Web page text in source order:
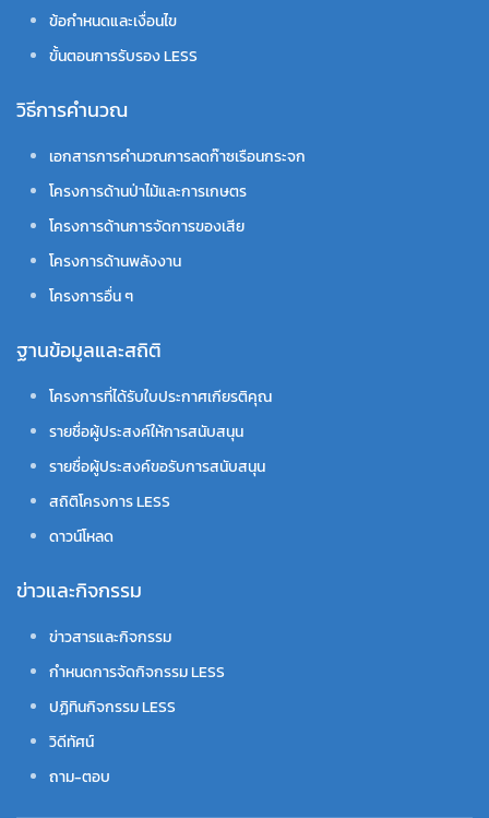
ข้อกำหนดและเงื่อนไข
ขั้นตอนการรับรอง LESS
วิธีการคำนวณ
เอกสารการคำนวณการลดก๊าซเรือนกระจก
โครงการด้านป่าไม้และการเกษตร
โครงการด้านการจัดการของเสีย
โครงการด้านพลังงาน
โครงการอื่น ๆ
ฐานข้อมูลและสถิติ
โครงการที่ได้รับใบประกาศเกียรติคุณ
รายชื่อผู้ประสงค์ให้การสนับสนุน
รายชื่อผู้ประสงค์ขอรับการสนับสนุน
สถิติโครงการ LESS
ดาวน์โหลด
ข่าวและกิจกรรม
ข่าวสารและกิจกรรม
กำหนดการจัดกิจกรรม LESS
ปฏิทินกิจกรรม LESS
วิดีทัศน์
ถาม-ตอบ